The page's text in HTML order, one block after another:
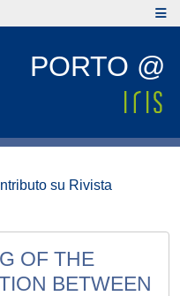
PORTO @
su Rivista
OF THE
BETWEEN